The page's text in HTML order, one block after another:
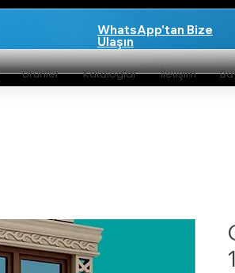
WhatsApp'tan Bize
Ulaşın
Ürünler Kataloglar İletişim